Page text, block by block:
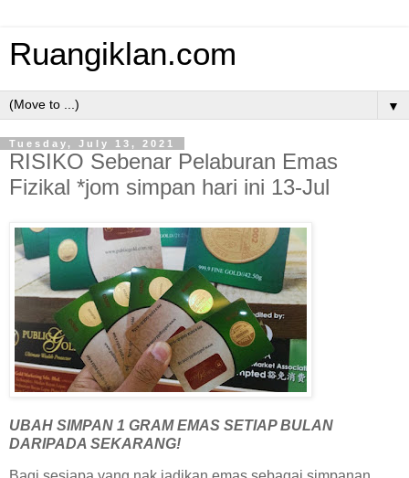
Ruangiklan.com
▼
Tuesday, July 13, 2021
RISIKO Sebenar Pelaburan Emas
Fizikal *jom simpan hari ini 13-Jul
UBAH SIMPAN 1 GRAM EMAS SETIAP BULAN
DARIPADA SEKARANG!